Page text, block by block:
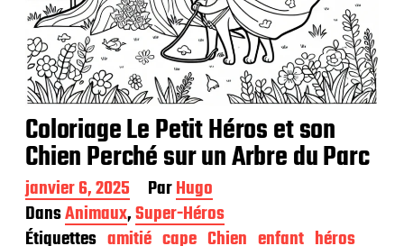
Coloriage Le Petit Héros et son
Chien Perché sur un Arbre du Parc
D
a
t
janvier 6, 2025 ParHugo
DansAnimaux,Super-Héros
Étiquettes amitié cape Chien enfant héros